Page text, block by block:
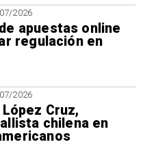
2026
apuestas online
regulación en
2026
Cruz,
chilena en